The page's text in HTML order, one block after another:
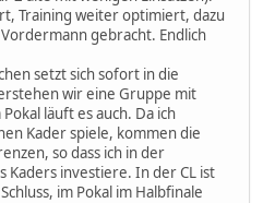
Training weiter optimiert, dazu
gebracht. Endlich
setzt sich sofort in die
wir eine Gruppe mit
läuft es auch. Da ich
Kader spiele, kommen die
so dass ich in der
Kaders investiere. In der CL ist
im Pokal im Halbfinale